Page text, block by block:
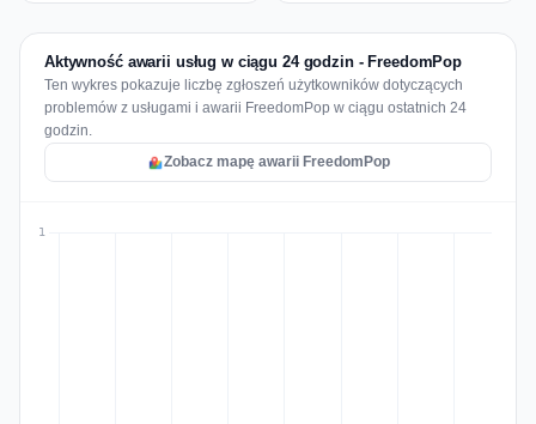
Aktywność awarii usług w ciągu 24 godzin - FreedomPop
Ten wykres pokazuje liczbę zgłoszeń użytkowników dotyczących
problemów z usługami i awarii FreedomPop w ciągu ostatnich 24
godzin.
Zobacz mapę awarii FreedomPop